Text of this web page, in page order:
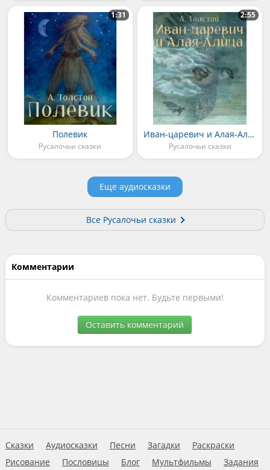
Полевик
Русалочьи сказки
1:31
Иван-царевич и Алая-Алица
Русалочьи сказки
2:55
Еще аудиосказки
Все Русалочьи сказки
Комментарии
Комментариев пока нет. Будьте первыми!
Оставить комментарий
Сказки Аудиосказки Песни Загадки
Раскраски
Рисование
Пословицы Блог Мультфильмы Задания